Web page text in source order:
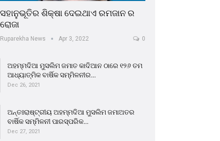
ସହାନୁଭୂତିର ଶିକ୍ଷା ଦେଇଥାଏ ରମଜାନ ର
ରୋଜା
Ruparekha News Apr 3, 2022 0
ଅହମ୍ମଦିଆ ମୁସଲିମ ଜମାତ କାଦିଆନ ଠାରେ ୧୨୬ ତମ
ଆଧ୍ୟାତ୍ମିକ ବାର୍ଷିକ ସମ୍ମିଳନୀର…
Dec 26, 2021
ଅନ୍ତଃରାଷ୍ଟ୍ରୀୟ ଅହମ୍ମଦିଆ ମୁସଲିମ ଜମାଅତର
ବାର୍ଷିକ ସମ୍ମିଳନୀ ପାରସ୍ପରିକ…
Dec 27, 2021